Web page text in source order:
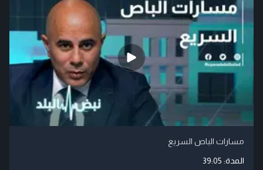
مسارات الباص السريع
المدة: 39:05